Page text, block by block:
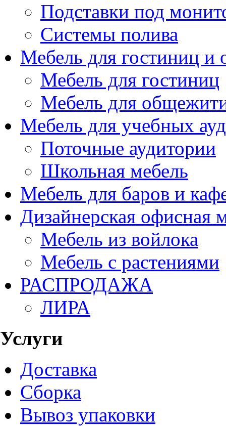
Подставки под
Системы полива
Мебель для гостиниц
Мебель для гостиниц
Мебель для
Мебель для учебных
Поточные аудитории
Школьная мебель
Мебель для баров и
Дизайнерская офисная
Мебель из войлока
Мебель с растениями
РАСПРОДАЖА
ЛИРА
Услуги
Доставка
Сборка
Вывоз упаковки